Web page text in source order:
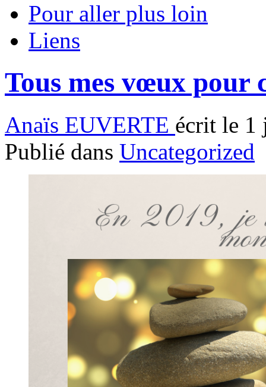
Pour aller plus loin
Liens
Tous mes vœux pour
Anaïs EUVERTE écrit le 1
Publié dans Uncategorized